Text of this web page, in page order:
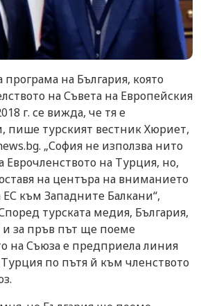
на България, която
на Съвета на Европейския
г. се вижда, че тя е
пише турският вестник Хюриет,
„София не използва нито
Еврочленството на Турция, но,
на центъра на вниманието
към Западните Балкани“,
турската медия, България,
и за пръв път ще поеме
на Съюза е предприела линия
по пътя й към членството